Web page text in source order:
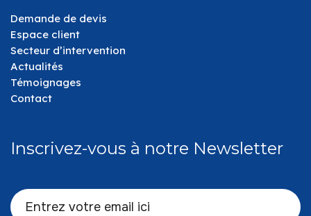
Demande de devis
Espace client
Secteur d’intervention
Actualités
Témoignages
Contact
Inscrivez-vous à notre Newsletter